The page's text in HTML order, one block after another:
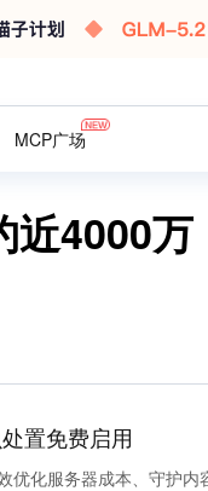
MCP广场
4000
置免费启用
优化服务器成本、守护内